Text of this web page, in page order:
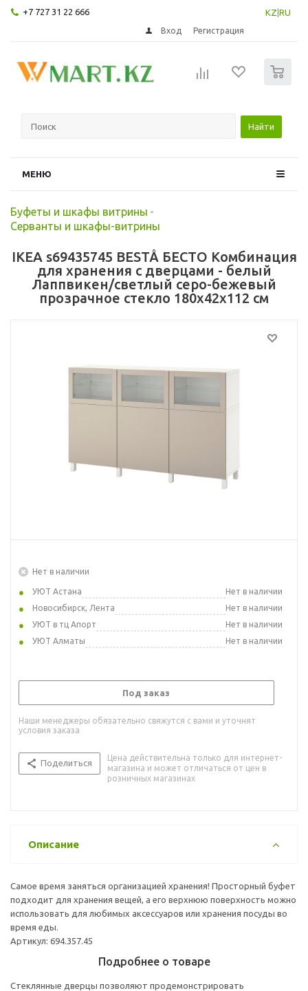
+7 727 31 22 666 KZ RU
Вход Регистрация
Найти
МЕНЮ
Буфеты и шкафы витрины -
Серванты и шкафы-витрины
IKEA s69435745 BESTÅ БЕСТО Комбинация
для хранения с дверцами - белый
Лаппвикен/светлый серо-бежевый
прозрачное стекло 180x42x112 см
Нет в наличии
УЮТ Астана
Нет в наличии
Новосибирск, Лента
Нет в наличии
УЮТ в тц Апорт
Нет в наличии
УЮТ Алматы
Нет в наличии
Под заказ
Наши менеджеры обязательно свяжутся с вами и уточнят
условия заказа
Поделиться
Цена действительна только для интернет-
магазина и может отличаться от цен в
розничных магазинах
Описание
Самое время заняться организацией хранения! Просторный буфет
подходит для хранения вещей, а его верхнюю поверхность можно
использовать для любимых аксессуаров или хранения посуды во
время еды.
Артикул: 694.357.45
Подробнее о товаре
Стеклянные дверцы позволяют продемонстрировать